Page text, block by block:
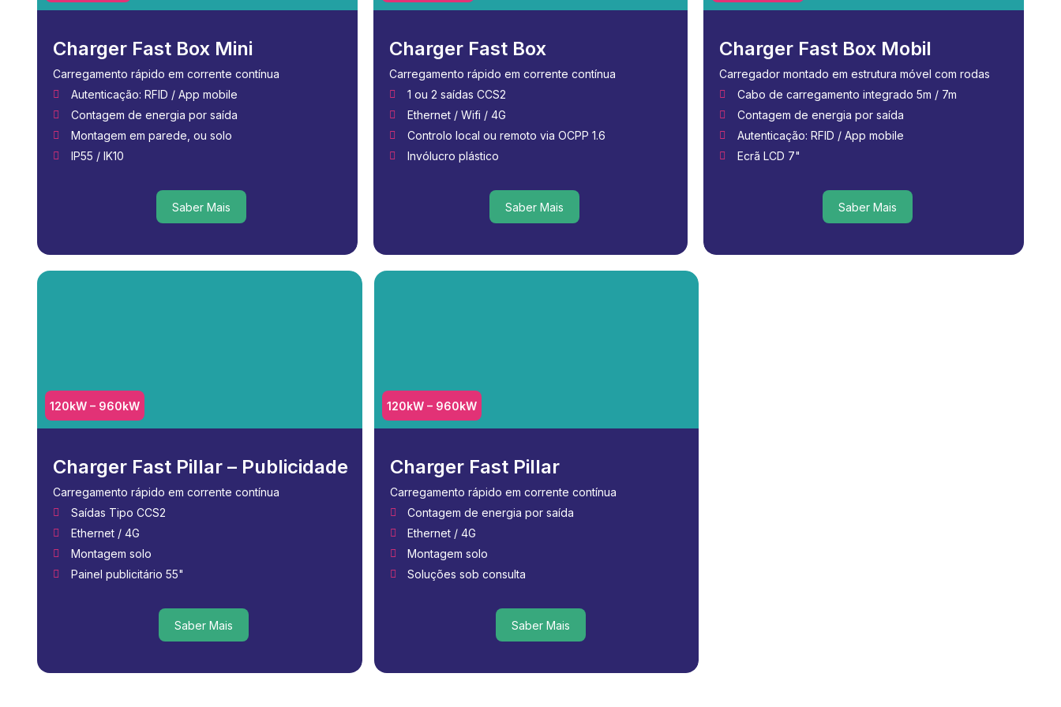
Charger Fast Box Mini
Carregamento rápido em corrente contínua
Autenticação: RFID / App mobile
Contagem de energia por saída
Montagem em parede, ou solo
IP55 / IK10
Saber Mais
Saber Mais
Charger Fast Box
Carregamento rápido em corrente contínua
1 ou 2 saídas CCS2
Ethernet / Wifi / 4G
Controlo local ou remoto via OCPP 1.6
Invólucro plástico
Saber Mais
Saber Mais
Charger Fast Box Mobil
Carregador montado em estrutura móvel com rodas
Cabo de carregamento integrado 5m / 7m
Contagem de energia por saída
Autenticação: RFID / App mobile
Ecrã LCD 7"
Saber Mais
Saber Mais
120kW – 960kW
Charger Fast Pillar – Publicidade
Carregamento rápido em corrente contínua
Saídas Tipo CCS2
Ethernet / 4G
Montagem solo
Painel publicitário 55"
Saber Mais
Saber Mais
120kW – 960kW
Charger Fast Pillar
Carregamento rápido em corrente contínua
Contagem de energia por saída
Ethernet / 4G
Montagem solo
Soluções sob consulta
Saber Mais
Saber Mais